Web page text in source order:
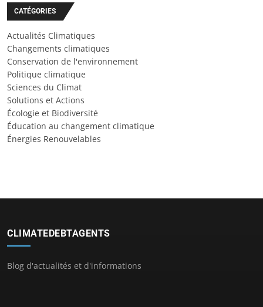
CATÉGORIES
Actualités Climatiques
Changements climatiques
Conservation de l'environnement
Politique climatique
Sciences du Climat
Solutions et Actions
Écologie et Biodiversité
Éducation au changement climatique
Énergies Renouvelables
CLIMATEDEBTAGENTS
Blog d'actualités et d'informations